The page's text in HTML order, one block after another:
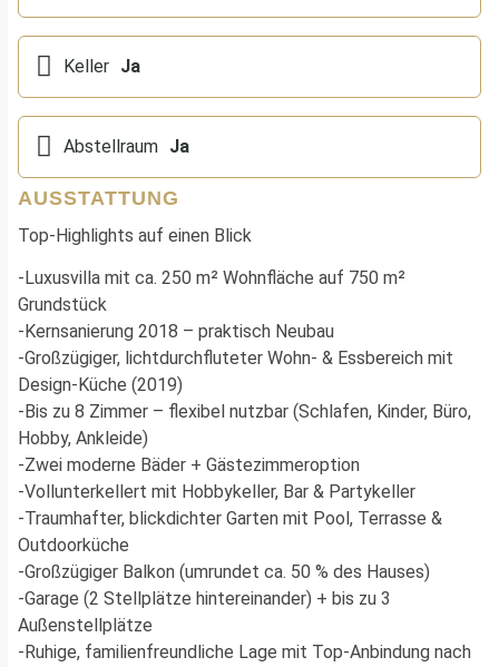
Keller Ja
Abstellraum Ja
AUSSTATTUNG
Top-Highlights auf einen Blick
-Luxusvilla mit ca. 250 m² Wohnfläche auf 750 m²
Grundstück
-Kernsanierung 2018 – praktisch Neubau
-Großzügiger, lichtdurchfluteter Wohn- & Essbereich mit
Design-Küche (2019)
-Bis zu 8 Zimmer – flexibel nutzbar (Schlafen, Kinder, Büro,
Hobby, Ankleide)
-Zwei moderne Bäder + Gästezimmeroption
-Vollunterkellert mit Hobbykeller, Bar & Partykeller
-Traumhafter, blickdichter Garten mit Pool, Terrasse &
Outdoorküche
-Großzügiger Balkon (umrundet ca. 50 % des Hauses)
-Garage (2 Stellplätze hintereinander) + bis zu 3
Außenstellplätze
-Ruhige, familienfreundliche Lage mit Top-Anbindung nach